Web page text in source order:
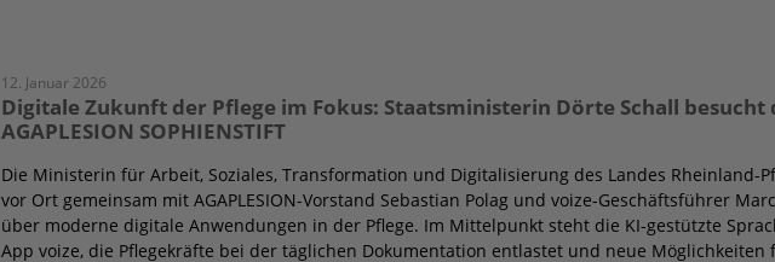
12. Januar 2026
Digitale Zukunft der Pflege im Fokus: Staatsministerin Dörte Schall besucht
AGAPLESION SOPHIENSTIFT
Die Ministerin für Arbeit, Soziales, Transformation und Digitalisierung des Landes Rheinland-
vor Ort gemeinsam mit AGAPLESION-Vorstand Sebastian Polag und voize-Geschäftsführer
über moderne digitale Anwendungen in der Pflege. Im Mittelpunkt steht die KI-gestützte
App voize, die Pflegekräfte bei der täglichen Dokumentation entlastet und neue Möglichkeiten